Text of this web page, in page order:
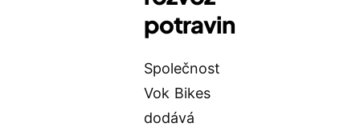
potravin
Společnost
Vok Bikes
dodává